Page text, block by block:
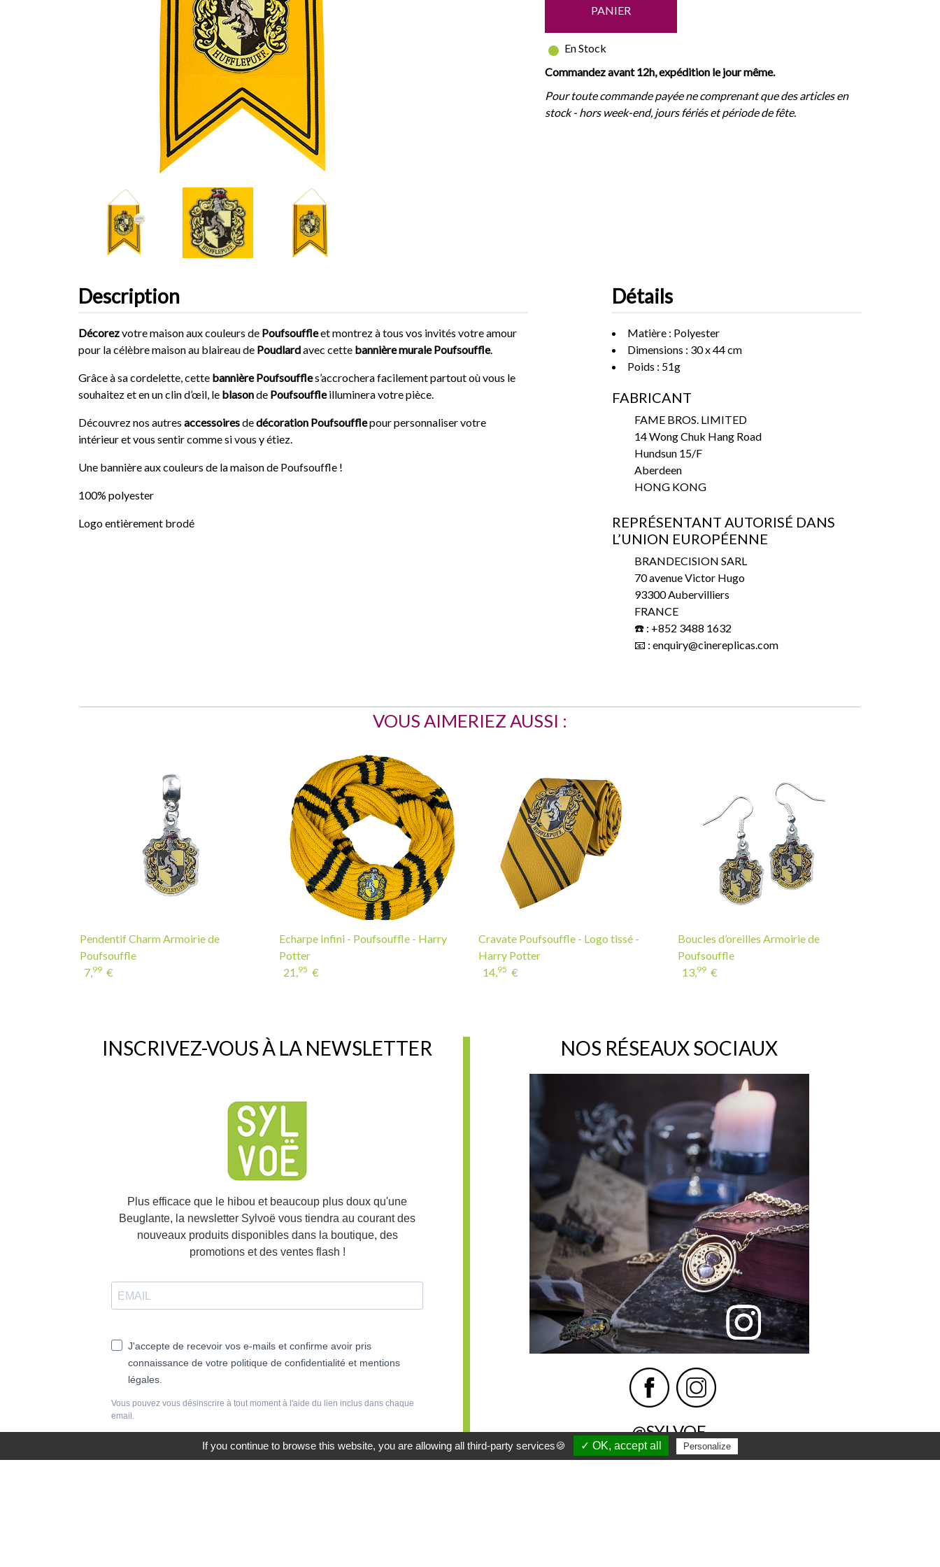
PANIER
En Stock
Commandez avant 12h, expédition le jour même.
Pour toute commande payée ne comprenant que des articles en
stock - hors week-end, jours fériés et période de fête.
Description
Décorezvotre maison aux couleurs de Poufsouffleet montrez à tous vos invités votre amour
pour la célèbre maison au blaireau de Poudlardavec cette bannière murale Poufsouffle.
Grâce à sa cordelette, cette bannière Poufsouffles’accrochera facilement partout où vous le
souhaitez et en un clin d’œil, le blasonde Poufsouffleilluminera votre pièce.
Découvrez nos autres accessoiresdedécoration Poufsoufflepour personnaliser votre
intérieur et vous sentir comme si vous y étiez.
Une bannière aux couleurs de la maison de Poufsouffle !
100% polyester
Logo entièrement brodé
Détails
Matière : Polyester
Dimensions : 30 x 44 cm
Poids : 51g
FABRICANT
FAME BROS. LIMITED
14 Wong Chuk Hang Road
Hundsun 15/F
Aberdeen
HONG KONG
REPRÉSENTANT AUTORISÉ DANS
L’UNION EUROPÉENNE
BRANDECISION SARL
70 avenue Victor Hugo
93300 Aubervilliers
FRANCE
☎️ : +852 3488 1632
📧 : enquiry@cinereplicas.com
VOUS AIMERIEZ AUSSI :
Pendentif Charm Armoirie de
Poufsouffle
7,99 €
Echarpe Infini - Poufsouffle - Harry
Potter
21,95 €
Cravate Poufsouffle - Logo tissé -
Harry Potter
14,95 €
Boucles d’oreilles Armoirie de
Poufsouffle
13,99 €
INSCRIVEZ-VOUS À LA NEWSLETTER
Plus efficace que le hibou et beaucoup plus doux qu'une
Beuglante, la newsletter Sylvoë vous tiendra au courant des
nouveaux produits disponibles dans la boutique, des
promotions et des ventes flash !
J'accepte de recevoir vos e-mails et confirme avoir pris
connaissance de votre politique de confidentialité et mentions
légales.
Vous pouvez vous désinscrire à tout moment à l'aide du lien inclus dans chaque
email.
S'INSCRIRE
NOS RÉSEAUX SOCIAUX
@SYLVOE
If you continue to browse this website, you are allowing all third-party services🍪 ✓ OK, accept all Personalize